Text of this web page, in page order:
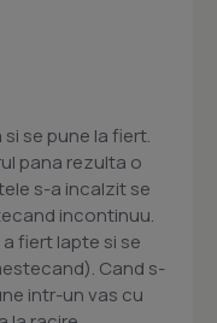
se pune la fiert.
pana rezulta o
s-a incalzit se
incontinuu.
fiert lapte si se
Cand s-
intr-un vas cu